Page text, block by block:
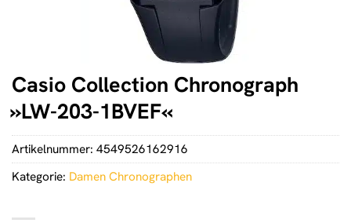
Casio Collection Chronograph
»LW-203-1BVEF«
Artikelnummer: 4549526162916
Kategorie: Damen Chronographen